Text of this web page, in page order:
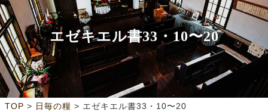
エゼキエル書33・10〜20
TOP > 日毎の糧 > エゼキエル書33・10〜20